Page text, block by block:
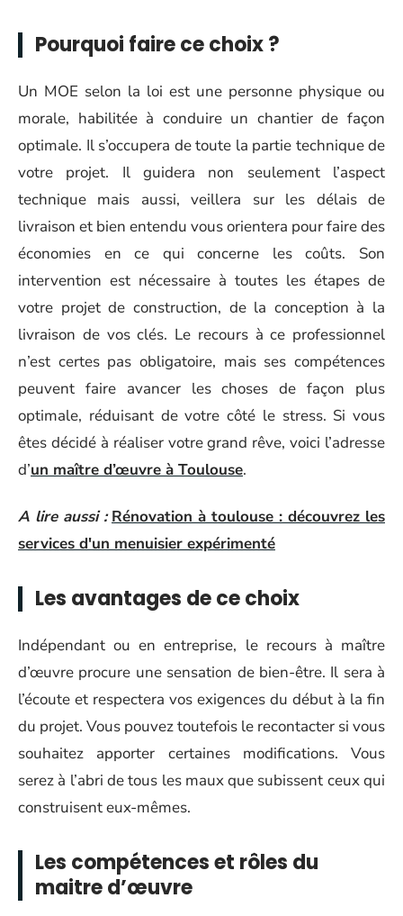
Pourquoi faire ce choix ?
Un MOE selon la loi est une personne physique ou
morale, habilitée à conduire un chantier de façon
optimale. Il s’occupera de toute la partie technique de
votre projet. Il guidera non seulement l’aspect
technique mais aussi, veillera sur les délais de
livraison et bien entendu vous orientera pour faire des
économies en ce qui concerne les coûts. Son
intervention est nécessaire à toutes les étapes de
votre projet de construction, de la conception à la
livraison de vos clés. Le recours à ce professionnel
n’est certes pas obligatoire, mais ses compétences
peuvent faire avancer les choses de façon plus
optimale, réduisant de votre côté le stress. Si vous
êtes décidé à réaliser votre grand rêve, voici l’adresse
d’un maître d’œuvre à Toulouse.
A lire aussi : Rénovation à toulouse : découvrez les
services d'un menuisier expérimenté
Les avantages de ce choix
Indépendant ou en entreprise, le recours à maître
d’œuvre procure une sensation de bien-être. Il sera à
l’écoute et respectera vos exigences du début à la fin
du projet. Vous pouvez toutefois le recontacter si vous
souhaitez apporter certaines modifications. Vous
serez à l’abri de tous les maux que subissent ceux qui
construisent eux-mêmes.
Les compétences et rôles du
maitre d’œuvre